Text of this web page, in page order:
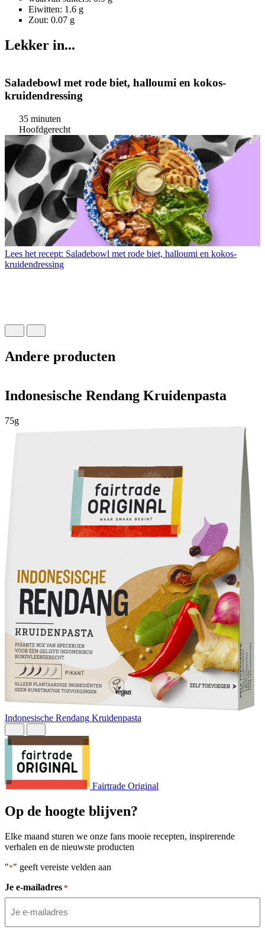
Eiwitten: 1.6 g
Zout: 0.07 g
Lekker in...
Saladebowl met rode biet, halloumi en kokos-
kruidendressing
35 minuten
Hoofdgerecht
Lees het recept: Saladebowl met rode biet, halloumi en kokos-
kruidendressing
Andere producten
Indonesische Rendang Kruidenpasta
75g
Indonesische Rendang Kruidenpasta
Fairtrade Original
Op de hoogte blijven?
Elke maand sturen we onze fans mooie recepten, inspirerende
verhalen en de nieuwste producten
"*" geeft vereiste velden aan
Je e-mailadres *